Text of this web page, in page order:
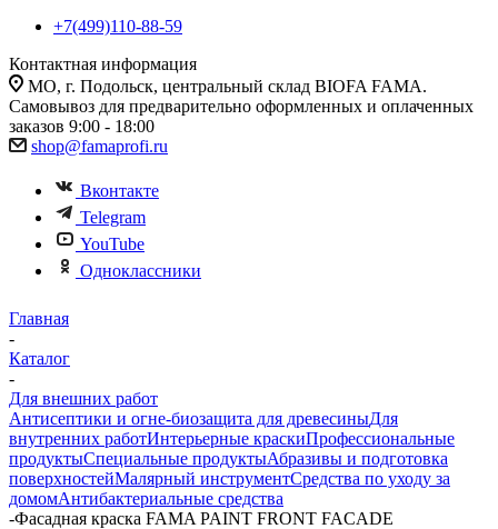
+7(499)110-88-59
Контактная информация
МО, г. Подольск, центральный склад BIOFA FAMA.
Самовывоз для предварительно оформленных и оплаченных
заказов 9:00 - 18:00
shop@famaprofi.ru
Вконтакте
Telegram
YouTube
Одноклассники
Главная
-
Каталог
-
Для внешних работ
Антисептики и огне-биозащита для древесиныДля
внутренних работИнтерьерные краскиПрофессиональные
продуктыСпециальные продуктыАбразивы и подготовка
поверхностейМалярный инструментСредства по уходу за
домомАнтибактериальные средства
-Фасадная краска FAMA PAINT FRONT FACADE